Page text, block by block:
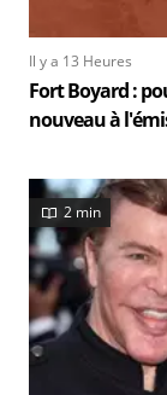
Il y a 13 Heures
Fort Boyard :
nouveau à
2 min